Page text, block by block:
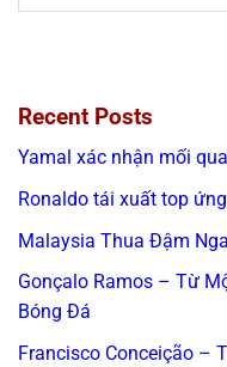
Recent Posts
Yamal xác nhận mối
Ronaldo tái xuất top
Malaysia Thua Đậm
Gonçalo Ramos – Từ
Bóng Đá
Francisco Conceição –